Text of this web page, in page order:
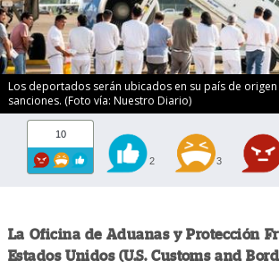
Los deportados serán ubicados en su país de
sanciones. (Foto vía: Nuestro Diario)
10
2 3
La Oficina de Aduanas y Protección
Estados Unidos (U.S. Customs and